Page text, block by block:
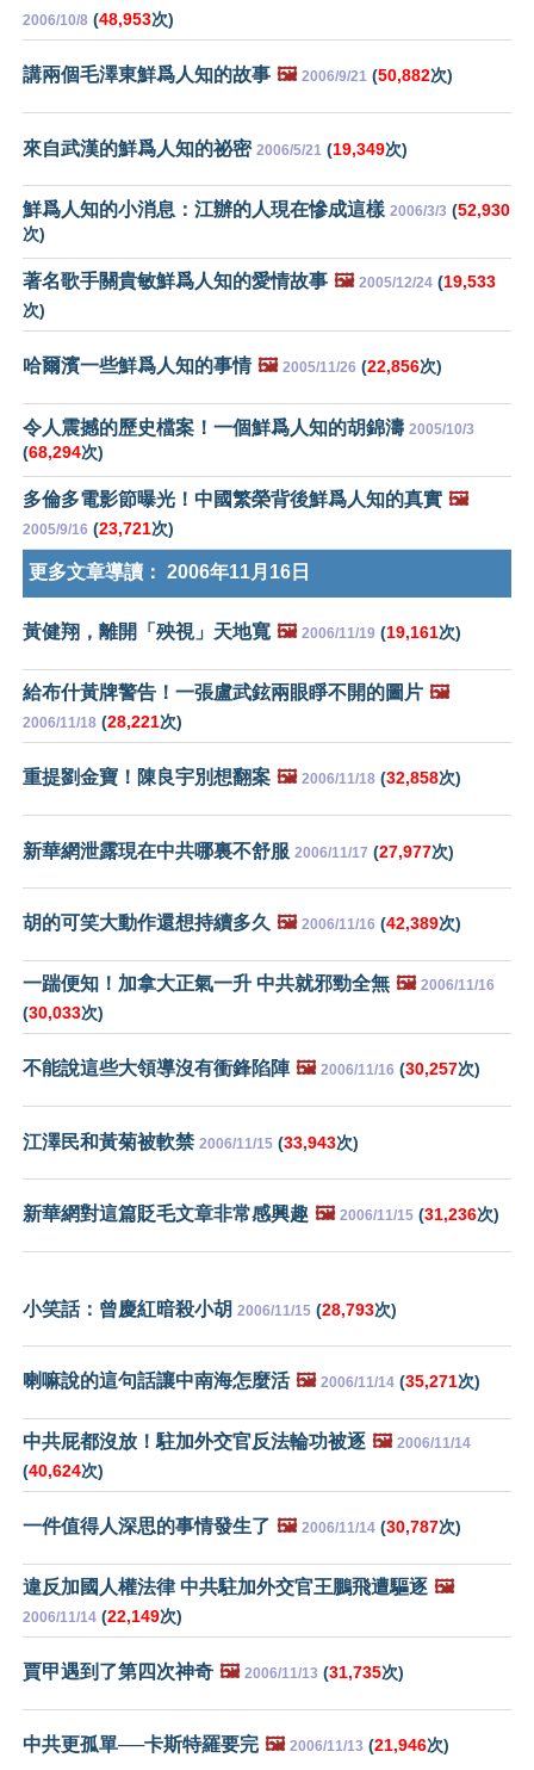
2006/10/8 (48,953次)
講兩個毛澤東鮮爲人知的故事 🖼️ 2006/9/21 (50,882次)
來自武漢的鮮爲人知的祕密 2006/5/21 (19,349次)
鮮爲人知的小消息：江辦的人現在慘成這樣 2006/3/3 (52,930
次)
著名歌手關貴敏鮮爲人知的愛情故事 🖼️ 2005/12/24 (19,533
次)
哈爾濱一些鮮爲人知的事情 🖼️ 2005/11/26 (22,856次)
令人震撼的歷史檔案！一個鮮爲人知的胡錦濤 2005/10/3
(68,294次)
多倫多電影節曝光！中國繁榮背後鮮爲人知的真實 🖼️
2005/9/16 (23,721次)
更多文章導讀： 2006年11月16日
黃健翔，離開「殃視」天地寬 🖼️ 2006/11/19 (19,161次)
給布什黃牌警告！一張盧武鉉兩眼睜不開的圖片 🖼️
2006/11/18 (28,221次)
重提劉金寶！陳良宇別想翻案 🖼️ 2006/11/18 (32,858次)
新華網泄露現在中共哪裏不舒服 2006/11/17 (27,977次)
胡的可笑大動作還想持續多久 🖼️ 2006/11/16 (42,389次)
一踹便知！加拿大正氣一升 中共就邪勁全無 🖼️ 2006/11/16
(30,033次)
不能說這些大領導沒有衝鋒陷陣 🖼️ 2006/11/16 (30,257次)
江澤民和黃菊被軟禁 2006/11/15 (33,943次)
新華網對這篇貶毛文章非常感興趣 🖼️ 2006/11/15 (31,236次)
小笑話：曾慶紅暗殺小胡 2006/11/15 (28,793次)
喇嘛說的這句話讓中南海怎麼活 🖼️ 2006/11/14 (35,271次)
中共屁都沒放！駐加外交官反法輪功被逐 🖼️ 2006/11/14
(40,624次)
一件值得人深思的事情發生了 🖼️ 2006/11/14 (30,787次)
違反加國人權法律 中共駐加外交官王鵬飛遭驅逐 🖼️
2006/11/14 (22,149次)
賈甲遇到了第四次神奇 🖼️ 2006/11/13 (31,735次)
中共更孤單──卡斯特羅要完 🖼️ 2006/11/13 (21,946次)